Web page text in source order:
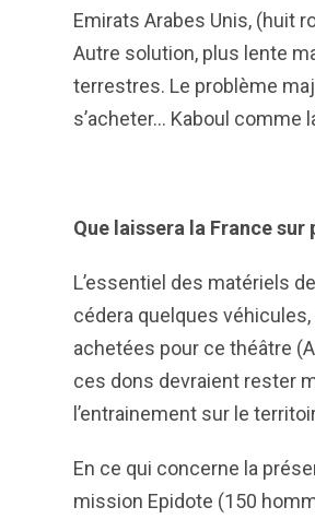
Emirats Arabes Unis, (huit
Autre solution, plus lente
terrestres. Le problème
s’acheter… Kaboul comme
Que laissera la France sur
L’essentiel des matériels
cédera quelques
achetées pour ce théâtre
ces dons devraient rester
l’entrainement sur le
En ce qui concerne la
mission Epidote (150